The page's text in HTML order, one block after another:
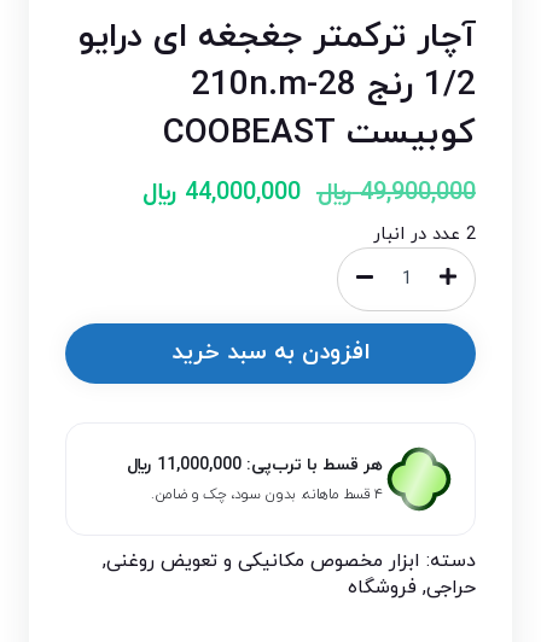
آچار ترکمتر جغجغه ای درایو
1/2 رنج 28-210n.m
کوبیست COOBEAST
49,900,000 ﷼ 44,000,000 ﷼
2 عدد در انبار
افزودن به سبد خرید
هر قسط با ترب‌پی:11,000,000 ﷼
۴ قسط ماهانه. بدون سود، چک و ضامن.
دسته: ابزار مخصوص مکانیکی و تعویض روغنی,
حراجی, فروشگاه